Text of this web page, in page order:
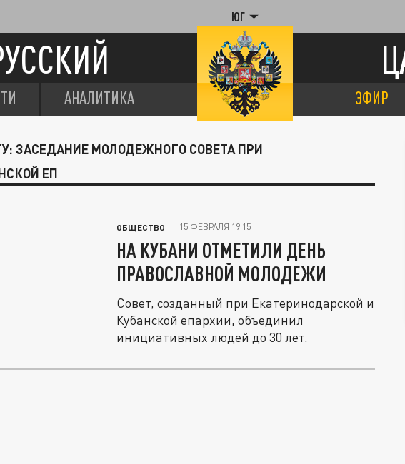
ЮГ
АНАЛИТИКА ЭФИР
ЗАСЕДАНИЕ МОЛОДЕЖНОГО СОВЕТА ПРИ
ЕП
ОБЩЕСТВО 15 ФЕВРАЛЯ 19:15
НА КУБАНИ ОТМЕТИЛИ ДЕНЬ
ПРАВОСЛАВНОЙ МОЛОДЕЖИ
Совет, созданный при Екатеринодарской и
Кубанской епархии, объединил
инициативных людей до 30 лет.